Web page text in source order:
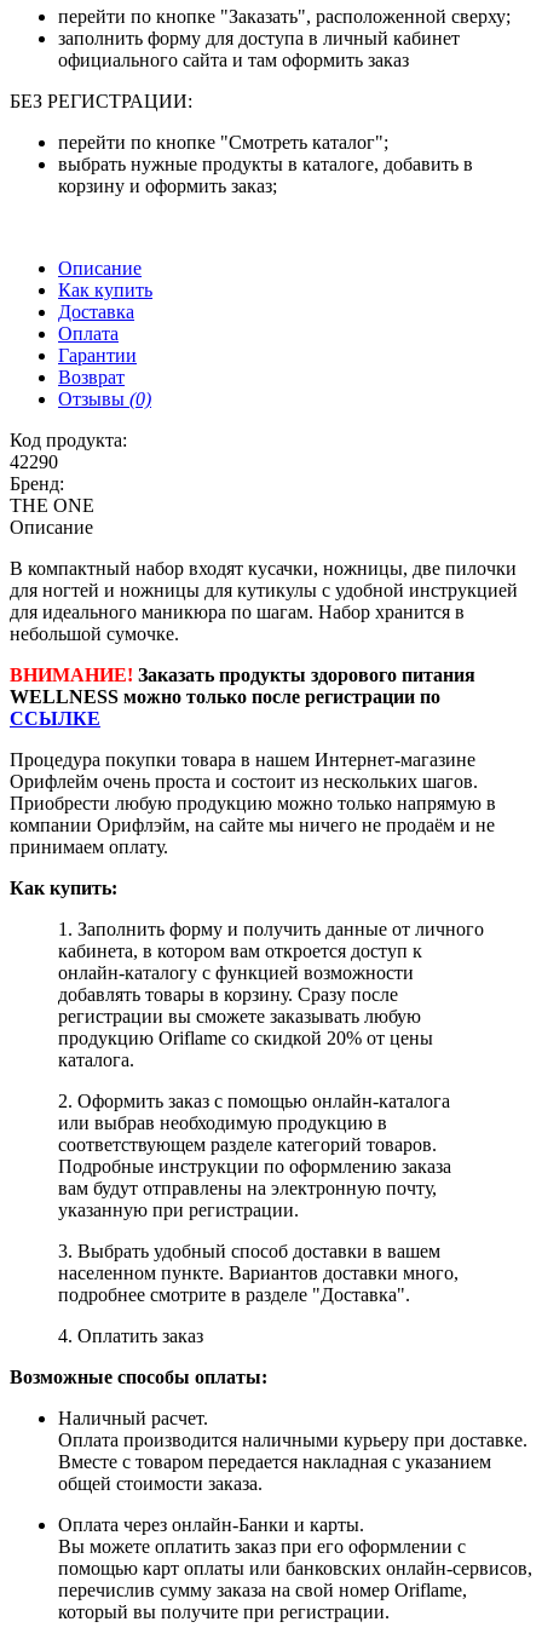
перейти по кнопке "Заказать", расположенной сверху;
заполнить форму для доступа в личный кабинет
официального сайта и там оформить заказ
БЕЗ РЕГИСТРАЦИИ:
перейти по кнопке "Смотреть каталог";
выбрать нужные продукты в каталоге, добавить в
корзину и оформить заказ;
Описание
Как купить
Доставка
Оплата
Гарантии
Возврат
Отзывы (0)
Код продукта:
42290
Бренд:
THE ONE
Описание
В компактный набор входят кусачки, ножницы, две пилочки
для ногтей и ножницы для кутикулы с удобной инструкцией
для идеального маникюра по шагам. Набор хранится в
небольшой сумочке.
ВНИМАНИЕ! Заказать продукты здорового питания
WELLNESS можно только после регистрации по
ССЫЛКЕ
Процедура покупки товара в нашем Интернет-магазине
Орифлейм очень проста и состоит из нескольких шагов.
Приобрести любую продукцию можно только напрямую в
компании Орифлэйм, на сайте мы ничего не продаём и не
принимаем оплату.
Как купить:
1. Заполнить форму и получить данные от личного
кабинета, в котором вам откроется доступ к
онлайн-каталогу с функцией возможности
добавлять товары в корзину. Сразу после
регистрации вы сможете заказывать любую
продукцию Oriflame со скидкой 20% от цены
каталога.
2. Оформить заказ с помощью онлайн-каталога
или выбрав необходимую продукцию в
соответствующем разделе категорий товаров.
Подробные инструкции по оформлению заказа
вам будут отправлены на электронную почту,
указанную при регистрации.
3. Выбрать удобный способ доставки в вашем
населенном пункте. Вариантов доставки много,
подробнее смотрите в разделе "Доставка".
4. Оплатить заказ
Возможные способы оплаты:
Наличный расчет.
Оплата производится наличными курьеру при доставке.
Вместе с товаром передается накладная с указанием
общей стоимости заказа.
Оплата через онлайн-Банки и карты.
Вы можете оплатить заказ при его оформлении с
помощью карт оплаты или банковских онлайн-сервисов,
перечислив сумму заказа на свой номер Oriflame,
который вы получите при регистрации.